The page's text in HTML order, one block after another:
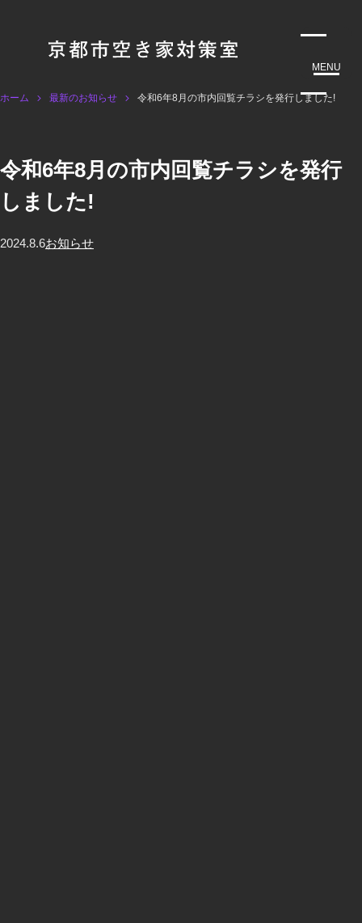
MENU
ホーム 最新のお知らせ 令和6年8月の市内回覧チラシを発行しました!
令和6年8月の市内回覧チラシを発行
しました!
2024.8.6お知らせ